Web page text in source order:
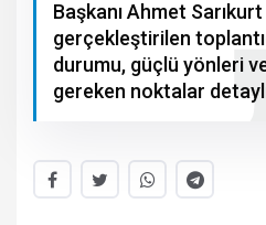
Başkanı Ahmet Sarıkurt
gerçekleştirilen
durumu, güçlü yönleri
gereken noktalar